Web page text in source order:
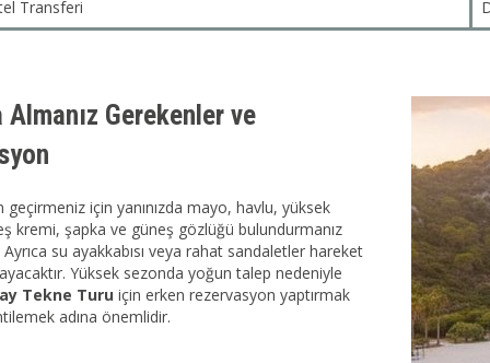
Transferi
Almanız Gerekenler ve
geçirmeniz için yanınızda mayo, havlu, yüksek
kremi, şapka ve güneş gözlüğü bulundurmanız
su ayakkabısı veya rahat sandaletler hareket
Yüksek sezonda yoğun talep nedeniyle
Tekne Turu için erken rezervasyon yaptırmak
adına önemlidir.